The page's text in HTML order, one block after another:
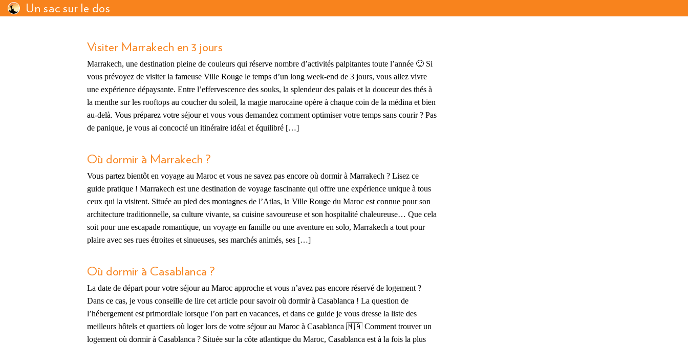
Un sac sur le dos
Visiter Marrakech en 3 jours
Marrakech, une destination pleine de couleurs qui réserve nombre d’activités palpitantes toute l’année 🙂 Si
vous prévoyez de visiter la fameuse Ville Rouge le temps d’un long week-end de 3 jours, vous allez vivre
une expérience dépaysante. Entre l’effervescence des souks, la splendeur des palais et la douceur des thés à
la menthe sur les rooftops au coucher du soleil, la magie marocaine opère à chaque coin de la médina et bien
au-delà. Vous préparez votre séjour et vous vous demandez comment optimiser votre temps sans courir ? Pas
de panique, je vous ai concocté un itinéraire idéal et équilibré […]
Où dormir à Marrakech ?
Vous partez bientôt en voyage au Maroc et vous ne savez pas encore où dormir à Marrakech ? Lisez ce
guide pratique ! Marrakech est une destination de voyage fascinante qui offre une expérience unique à tous
ceux qui la visitent. Située au pied des montagnes de l’Atlas, la Ville Rouge du Maroc est connue pour son
architecture traditionnelle, sa culture vivante, sa cuisine savoureuse et son hospitalité chaleureuse… Que cela
soit pour une escapade romantique, un voyage en famille ou une aventure en solo, Marrakech a tout pour
plaire avec ses rues étroites et sinueuses, ses marchés animés, ses […]
Où dormir à Casablanca ?
La date de départ pour votre séjour au Maroc approche et vous n’avez pas encore réservé de logement ?
Dans ce cas, je vous conseille de lire cet article pour savoir où dormir à Casablanca ! La question de
l’hébergement est primordiale lorsque l’on part en vacances, et dans ce guide je vous dresse la liste des
meilleurs hôtels et quartiers où loger lors de votre séjour au Maroc à Casablanca 🇲🇦 Comment trouver un
logement où dormir à Casablanca ? Située sur la côte atlantique du Maroc, Casablanca est à la fois la plus